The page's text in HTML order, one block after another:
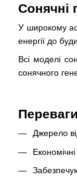
Сонячні
У широкому
енергії до
Всі моделі
сонячного
Джерело